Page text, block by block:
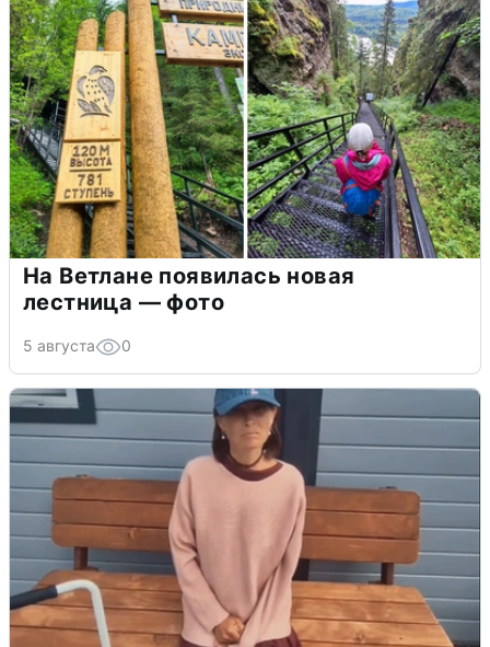
На Ветлане появилась новая
лестница — фото
5 августа 0